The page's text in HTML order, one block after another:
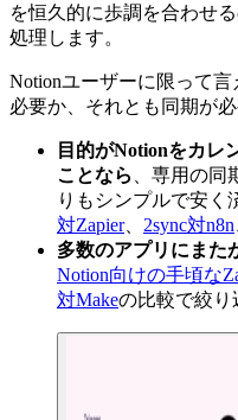
を恒久的に歩調を合わせ
処理します。
Notionユーザーに限って
必要か、それとも同期が
目的がNotionをカレ
ことなら
、専用の
りもシンプルで安く
対Zapier、 2sync対n8n
多数のアプリにまた
Notion向けの手頃な
対Makeの比較で絞り